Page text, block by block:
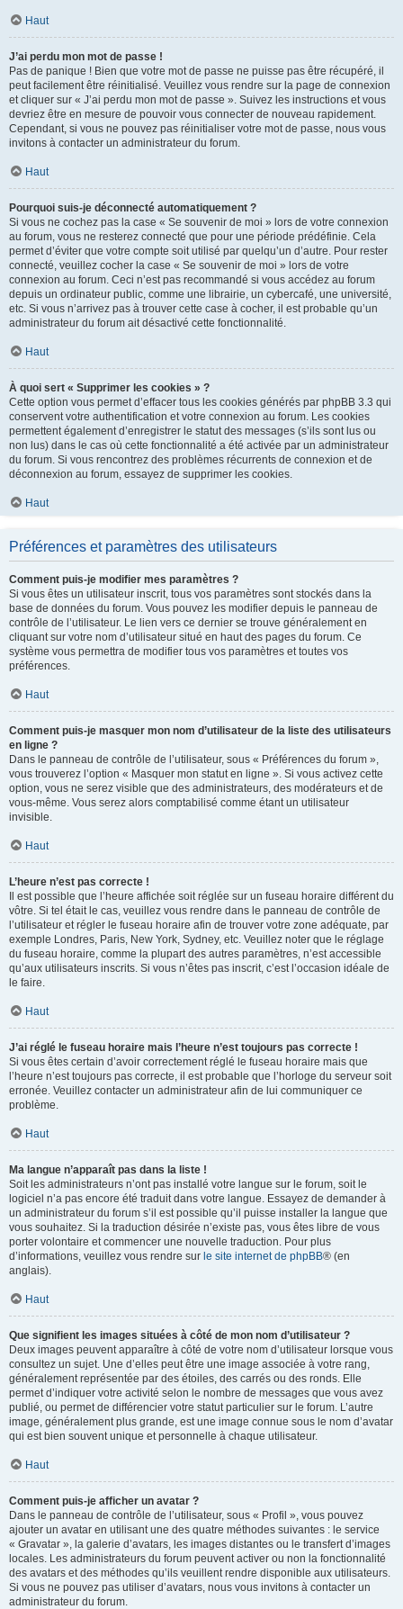
Haut
J’ai perdu mon mot de passe !
Pas de panique ! Bien que votre mot de passe ne puisse pas être récupéré, il
peut facilement être réinitialisé. Veuillez vous rendre sur la page de connexion
et cliquer sur « J’ai perdu mon mot de passe ». Suivez les instructions et vous
devriez être en mesure de pouvoir vous connecter de nouveau rapidement.
Cependant, si vous ne pouvez pas réinitialiser votre mot de passe, nous vous
invitons à contacter un administrateur du forum.
Haut
Pourquoi suis-je déconnecté automatiquement ?
Si vous ne cochez pas la case « Se souvenir de moi » lors de votre connexion
au forum, vous ne resterez connecté que pour une période prédéfinie. Cela
permet d’éviter que votre compte soit utilisé par quelqu’un d’autre. Pour rester
connecté, veuillez cocher la case « Se souvenir de moi » lors de votre
connexion au forum. Ceci n’est pas recommandé si vous accédez au forum
depuis un ordinateur public, comme une librairie, un cybercafé, une université,
etc. Si vous n’arrivez pas à trouver cette case à cocher, il est probable qu’un
administrateur du forum ait désactivé cette fonctionnalité.
Haut
À quoi sert « Supprimer les cookies » ?
Cette option vous permet d’effacer tous les cookies générés par phpBB 3.3 qui
conservent votre authentification et votre connexion au forum. Les cookies
permettent également d’enregistrer le statut des messages (s’ils sont lus ou
non lus) dans le cas où cette fonctionnalité a été activée par un administrateur
du forum. Si vous rencontrez des problèmes récurrents de connexion et de
déconnexion au forum, essayez de supprimer les cookies.
Haut
Préférences et paramètres des utilisateurs
Comment puis-je modifier mes paramètres ?
Si vous êtes un utilisateur inscrit, tous vos paramètres sont stockés dans la
base de données du forum. Vous pouvez les modifier depuis le panneau de
contrôle de l’utilisateur. Le lien vers ce dernier se trouve généralement en
cliquant sur votre nom d’utilisateur situé en haut des pages du forum. Ce
système vous permettra de modifier tous vos paramètres et toutes vos
préférences.
Haut
Comment puis-je masquer mon nom d’utilisateur de la liste des utilisateurs
en ligne ?
Dans le panneau de contrôle de l’utilisateur, sous « Préférences du forum »,
vous trouverez l’option « Masquer mon statut en ligne ». Si vous activez cette
option, vous ne serez visible que des administrateurs, des modérateurs et de
vous-même. Vous serez alors comptabilisé comme étant un utilisateur
invisible.
Haut
L’heure n’est pas correcte !
Il est possible que l’heure affichée soit réglée sur un fuseau horaire différent du
vôtre. Si tel était le cas, veuillez vous rendre dans le panneau de contrôle de
l’utilisateur et régler le fuseau horaire afin de trouver votre zone adéquate, par
exemple Londres, Paris, New York, Sydney, etc. Veuillez noter que le réglage
du fuseau horaire, comme la plupart des autres paramètres, n’est accessible
qu’aux utilisateurs inscrits. Si vous n’êtes pas inscrit, c’est l’occasion idéale de
le faire.
Haut
J’ai réglé le fuseau horaire mais l’heure n’est toujours pas correcte !
Si vous êtes certain d’avoir correctement réglé le fuseau horaire mais que
l’heure n’est toujours pas correcte, il est probable que l’horloge du serveur soit
erronée. Veuillez contacter un administrateur afin de lui communiquer ce
problème.
Haut
Ma langue n’apparaît pas dans la liste !
Soit les administrateurs n’ont pas installé votre langue sur le forum, soit le
logiciel n’a pas encore été traduit dans votre langue. Essayez de demander à
un administrateur du forum s’il est possible qu’il puisse installer la langue que
vous souhaitez. Si la traduction désirée n’existe pas, vous êtes libre de vous
porter volontaire et commencer une nouvelle traduction. Pour plus
d’informations, veuillez vous rendre sur le site internet de phpBB® (en
anglais).
Haut
Que signifient les images situées à côté de mon nom d’utilisateur ?
Deux images peuvent apparaître à côté de votre nom d’utilisateur lorsque vous
consultez un sujet. Une d’elles peut être une image associée à votre rang,
généralement représentée par des étoiles, des carrés ou des ronds. Elle
permet d’indiquer votre activité selon le nombre de messages que vous avez
publié, ou permet de différencier votre statut particulier sur le forum. L’autre
image, généralement plus grande, est une image connue sous le nom d’avatar
qui est bien souvent unique et personnelle à chaque utilisateur.
Haut
Comment puis-je afficher un avatar ?
Dans le panneau de contrôle de l’utilisateur, sous « Profil », vous pouvez
ajouter un avatar en utilisant une des quatre méthodes suivantes : le service
« Gravatar », la galerie d’avatars, les images distantes ou le transfert d’images
locales. Les administrateurs du forum peuvent activer ou non la fonctionnalité
des avatars et des méthodes qu’ils veuillent rendre disponible aux utilisateurs.
Si vous ne pouvez pas utiliser d’avatars, nous vous invitons à contacter un
administrateur du forum.